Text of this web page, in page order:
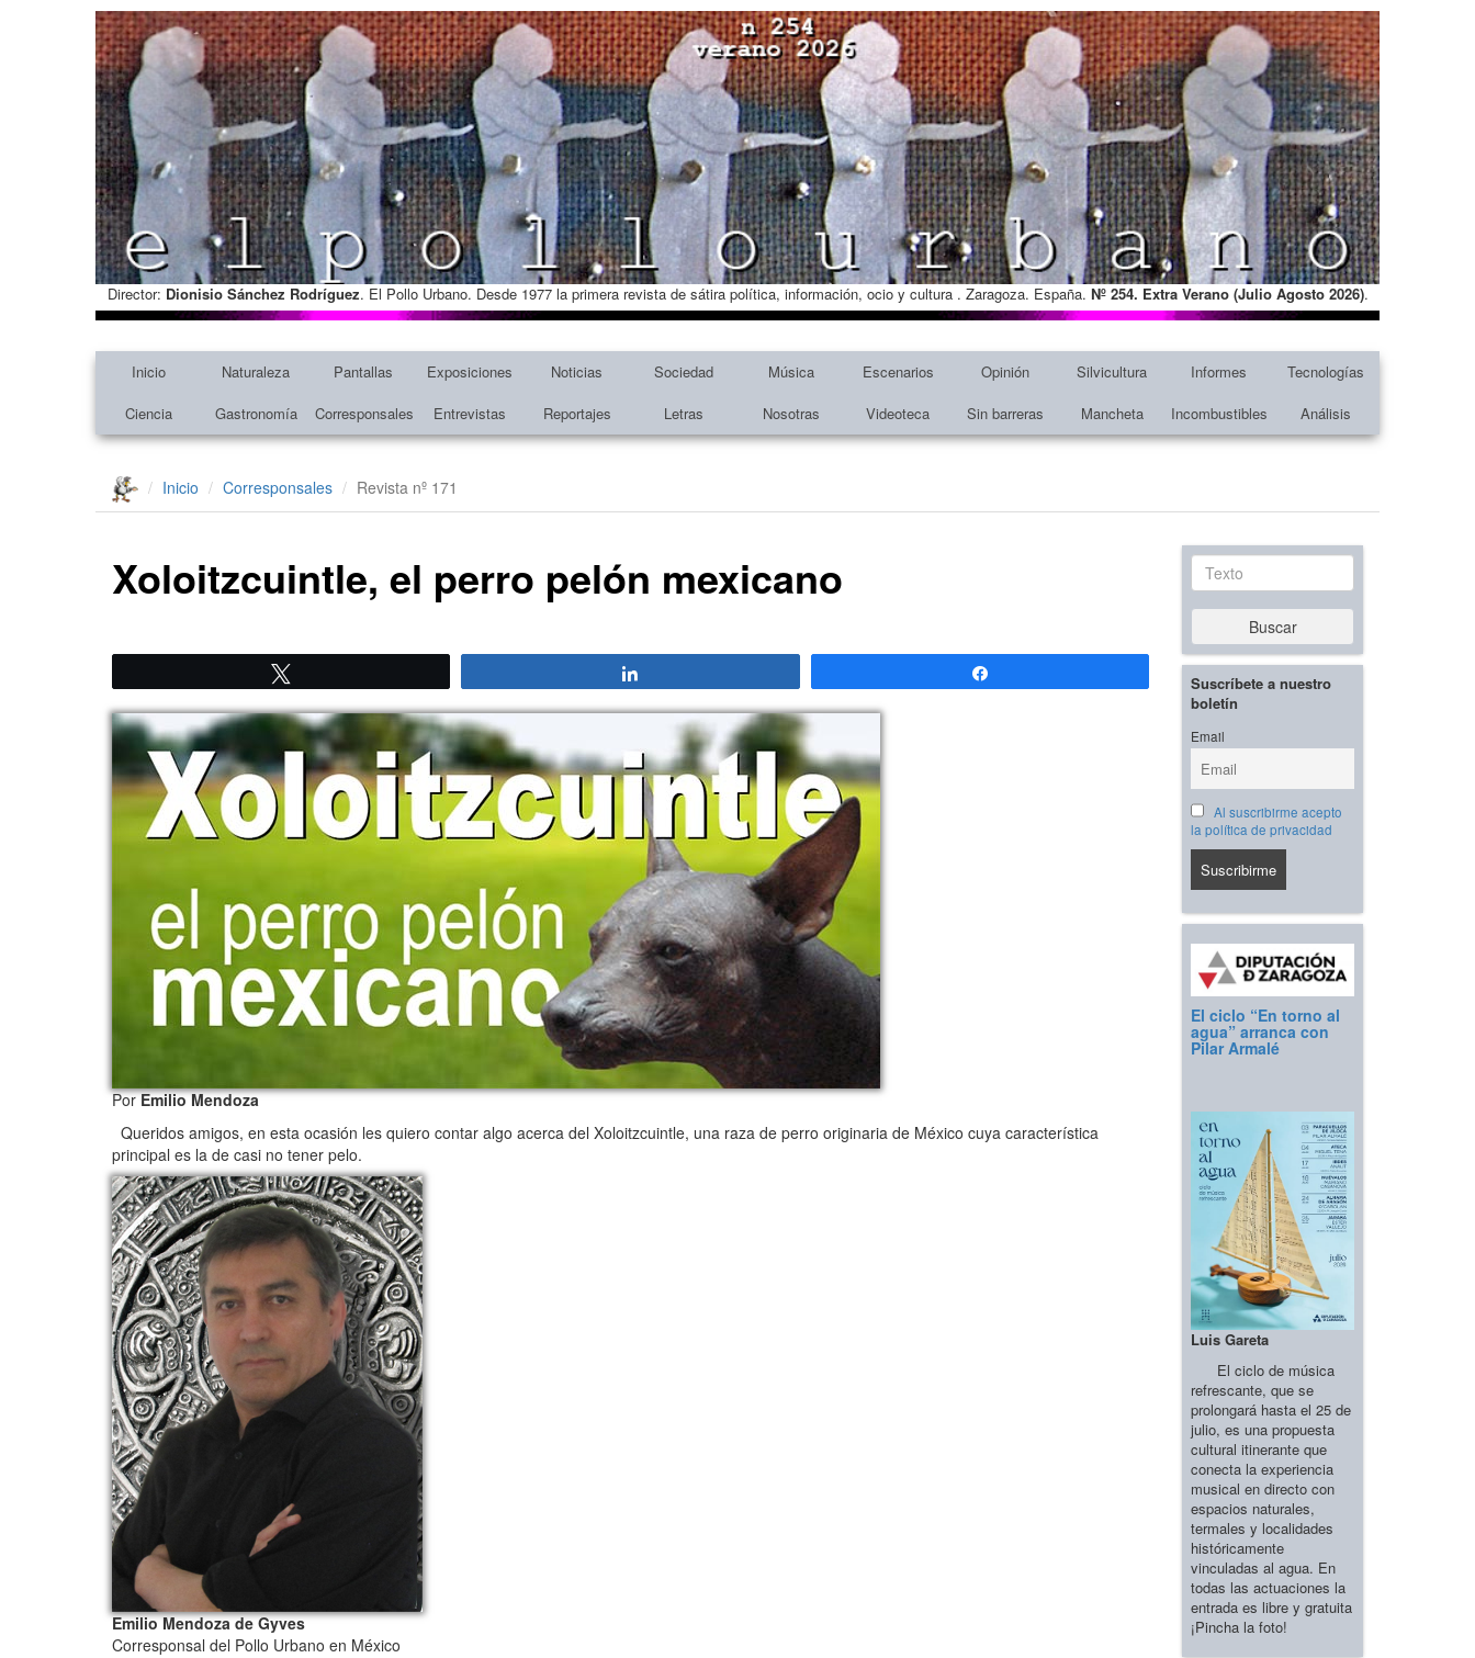
Director: Dionisio Sánchez Rodríguez. El Pollo Urbano. Desde 1977 la primera revista de sátira política, información, ocio y cultura . Zaragoza. España. Nº 254. Extra Verano (Julio Agosto 2026).
Inicio Naturaleza Pantallas Exposiciones Noticias Sociedad Música Escenarios Opinión Silvicultura Informes
Tecnologías
Ciencia
Gastronomía Corresponsales Entrevistas Reportajes Letras Nosotras Videoteca Sin barreras Mancheta Incombustibles Análisis
Inicio Corresponsales Revista nº 171
Xoloitzcuintle, el perro pelón mexicano
PorEmilio Mendoza
Queridos amigos, en esta ocasión les quiero contar algo acerca del Xoloitzcuintle, una raza de perro originaria de México cuya característica
principal es la de casi no tener pelo.
Emilio Mendoza de Gyves
Corresponsal del Pollo Urbano en México
Texto
Buscar
Suscríbete a nuestro
boletín
Email
Al suscribirme acepto
la política de privacidad
El ciclo “En torno al
agua” arranca con
Pilar Armalé
Luis Gareta
El ciclo de música
refrescante, que se
prolongará hasta el 25 de
julio, es una propuesta
cultural itinerante que
conecta la experiencia
musical en directo con
espacios naturales,
termales y localidades
históricamente
vinculadas al agua. En
todas las actuaciones la
entrada es libre y gratuita
¡Pincha la foto!